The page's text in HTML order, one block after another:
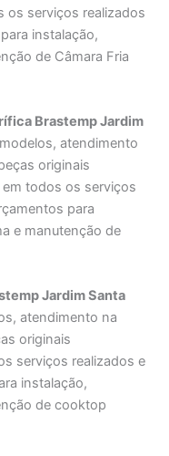
os serviços realizados
instalação,
de Câmara Fria
Brastemp Jardim
atendimento
originais
em todos os serviços
para
e manutenção de
Jardim Santa
atendimento na
originais
serviços realizados e
instalação,
de cooktop